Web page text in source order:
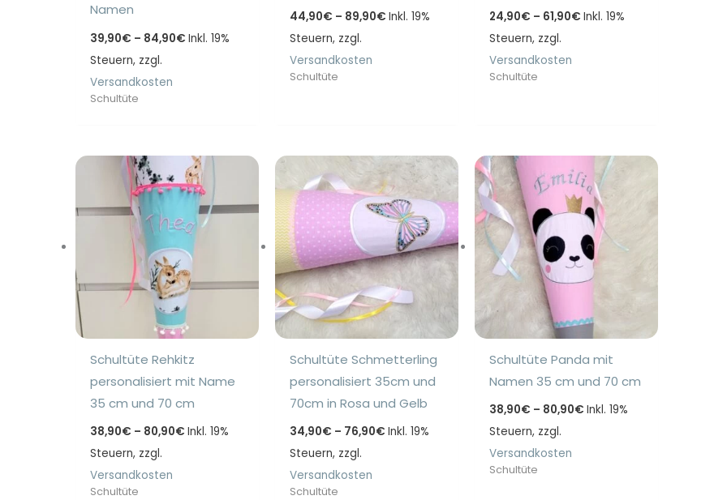
Namen
39,90€ – 84,90€ Preisspanne:
39,90€
Inkl. 19%
Steuern, zzgl.
Versandkosten
Schultüte
44,90€ – 89,90€Preisspanne:
44,90€
Inkl. 19%
Steuern, zzgl.
Versandkosten
Schultüte
24,90€ – 61,90€Preisspanne:
24,90€
Inkl. 19%
Steuern, zzgl.
Versandkosten
Schultüte
Schultüte Rehkitz
personalisiert mit Name
35 cm und 70 cm
38,90€ – 80,90€ Preisspanne:
38,90€
Inkl. 19%
Steuern, zzgl.
Versandkosten
Schultüte
Schultüte Schmetterling
personalisiert 35cm und
70cm in Rosa und Gelb
34,90€ – 76,90€Preisspanne:
34,90€
Inkl. 19%
Steuern, zzgl.
Versandkosten
Schultüte
Schultüte Panda mit
Namen 35 cm und 70 cm
38,90€ – 80,90€Preisspanne:
38,90€
Inkl. 19%
Steuern, zzgl.
Versandkosten
Schultüte